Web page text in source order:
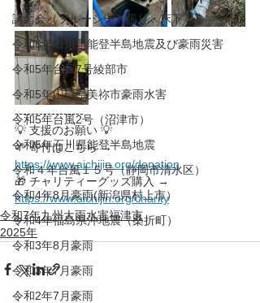
講習会（ブルーシート張り・床下等）
令和6年石川県能登半島地震及び豪雨災害
令和5年台風7号綾部市
令和5年山口県美祢市豪雨水害
令和5年台風2号（沼津市）
令和5年石川県能登半島地震
令和４年台風１５号（静岡市清水区）
令和4年8月豪雨(新潟県村上市）
令和4年福島県沖地震（桑折町）
令和3年8月豪雨
令和3年7月豪雨
令和2年7月豪雨
-----------------
💡 支援のお願い 💡
🌱 寄付はこちら →
https://www.aichijin.org/donation
🎁 チャリティーグッズ購入 →
https://www.aichijin.org/charity
令和7年九州大雨水害福津市
2025年